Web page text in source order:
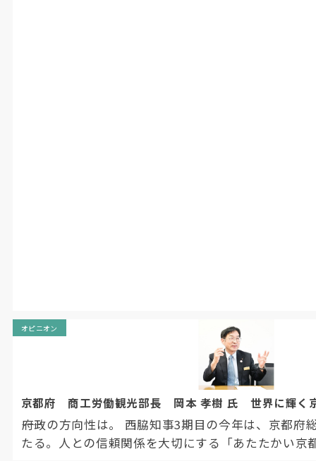
オピニオン
京都府 商工労働観光部長 岡本 孝樹 氏 世界に輝く
――府政の方向性は。 西脇知事3期目の今年は、京都
たる。人との信頼関係を大切にする「あたたかい京